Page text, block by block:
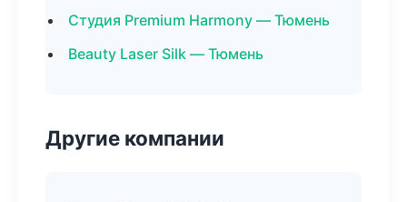
Студия Premium Harmony — Тюмень
Beauty Laser Silk — Тюмень
Другие компании